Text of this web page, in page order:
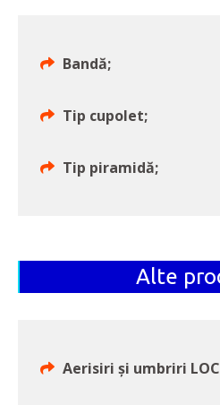
Bandă;
Tip cupolet;
Tip piramidă;
Alte
Aerisiri și umbriri